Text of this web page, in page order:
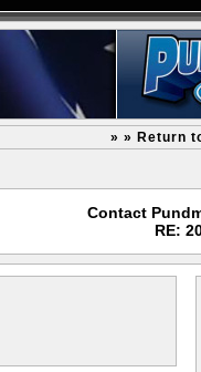
» » Return
Contact
RE: